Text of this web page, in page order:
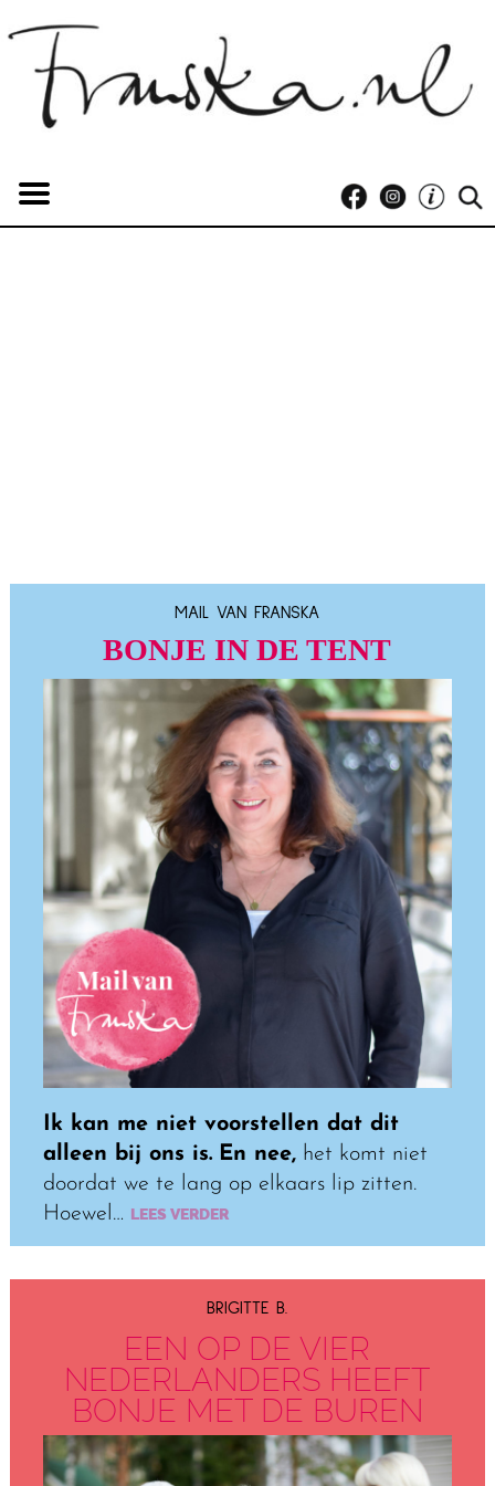
MAIL VAN FRANSKA
BONJE IN DE TENT
Ik kan me niet voorstellen dat dit
alleen bij ons is. En nee,het komt niet
doordat we te lang op elkaars lip zitten.
Hoewel… LEES VERDER
BRIGITTE B.
EEN OP DE VIER
NEDERLANDERS HEEFT
BONJE MET DE BUREN